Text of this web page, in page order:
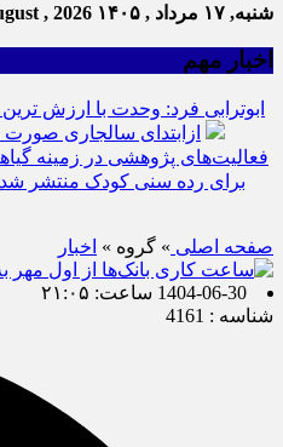
شنبه, ۱۷ مرداد , ۱۴۰۵ , 2026
اخبار مهم
ابوترابی فرد: وحدت با ارزش
ازابتدای سالجاری صورت گرفت؛ روکش ۴۴۷
فعالیت‌های پژوهشی در زمینه
برای رده سنی کودک منتشر
صفحه اصلی » گروه » اخبار
1404-06-30 ساعت: ۲۱:۰۵
شناسه : 4161